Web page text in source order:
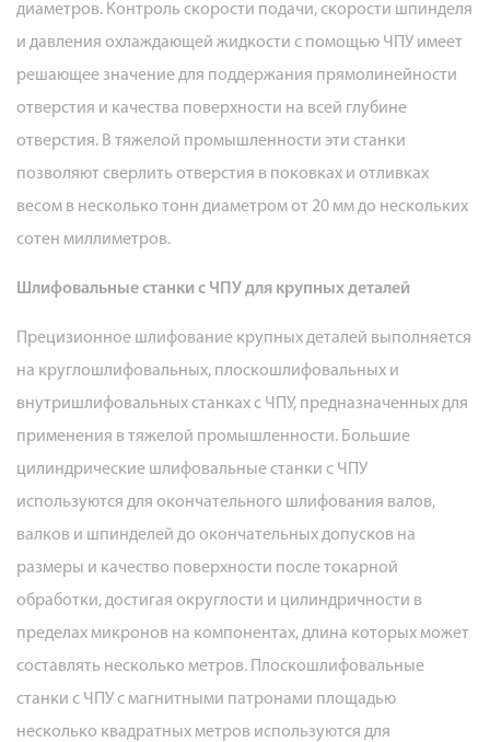
диаметров. Контроль скорости подачи, скорости шпинделя
и давления охлаждающей жидкости с помощью ЧПУ имеет
решающее значение для поддержания прямолинейности
отверстия и качества поверхности на всей глубине
отверстия. В тяжелой промышленности эти станки
позволяют сверлить отверстия в поковках и отливках
весом в несколько тонн диаметром от 20 мм до нескольких
сотен миллиметров.
Шлифовальные станки с ЧПУ для крупных деталей
Прецизионное шлифование крупных деталей выполняется
на круглошлифовальных, плоскошлифовальных и
внутришлифовальных станках с ЧПУ, предназначенных для
применения в тяжелой промышленности. Большие
цилиндрические шлифовальные станки с ЧПУ
используются для окончательного шлифования валов,
валков и шпинделей до окончательных допусков на
размеры и качество поверхности после токарной
обработки, достигая округлости и цилиндричности в
пределах микронов на компонентах, длина которых может
составлять несколько метров. Плоскошлифовальные
станки с ЧПУ с магнитными патронами площадью
несколько квадратных метров используются для